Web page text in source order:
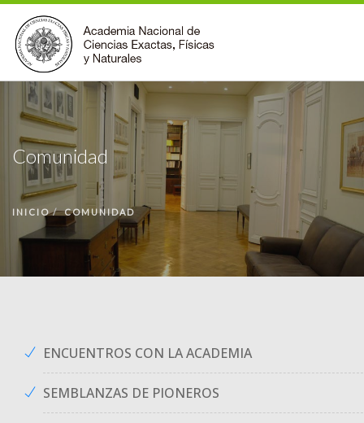
INSTITUCIONAL
ACCIONES
PREMIOS
BECAS
BIBLIOTECA
COMUNIDAD
VOLVER A LA PÁGINA INICIAL
BUSCAR EN ANCEFN
Comunidad
INICIO COMUNIDAD
ENCUENTROS CON LA ACADEMIA
SEMBLANZAS DE PIONEROS